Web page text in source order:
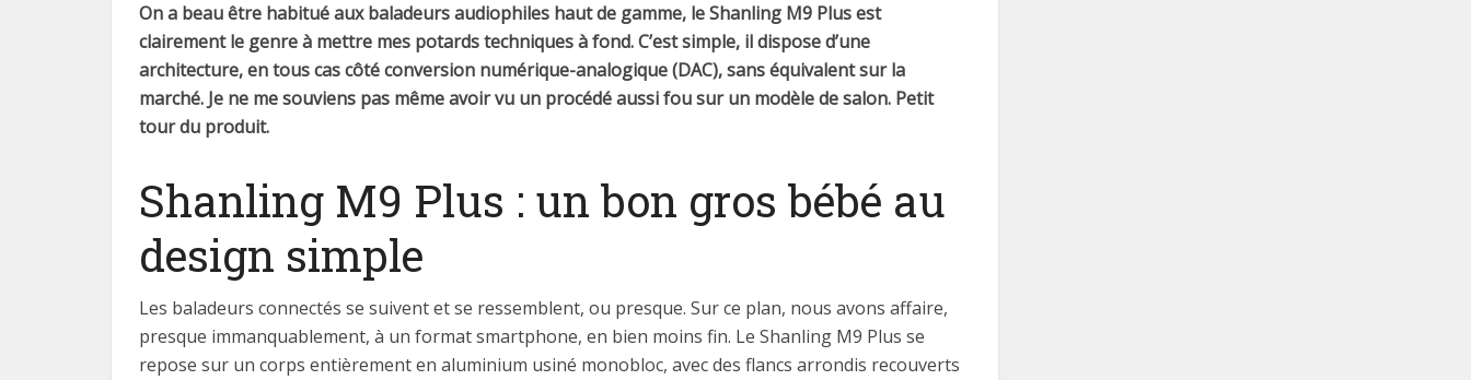
On a beau être habitué aux baladeurs audiophiles haut de gamme, le Shanling M9 Plus est
clairement le genre à mettre mes potards techniques à fond. C’est simple, il dispose d’une
architecture, en tous cas côté conversion numérique-analogique (DAC), sans équivalent sur la
marché. Je ne me souviens pas même avoir vu un procédé aussi fou sur un modèle de salon. Petit
tour du produit.
Shanling M9 Plus : un bon gros bébé au
design simple
Les baladeurs connectés se suivent et se ressemblent, ou presque. Sur ce plan, nous avons affaire,
presque immanquablement, à un format smartphone, en bien moins fin. Le Shanling M9 Plus se
repose sur un corps entièrement en aluminium usiné monobloc, avec des flancs arrondis recouverts